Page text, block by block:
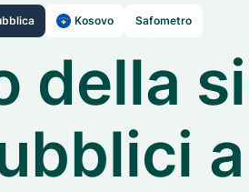
Kosovo Safometro
della